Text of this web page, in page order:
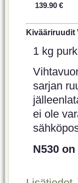
139.90 €
Kivääriruudit
1 kg
sarjan
ei ole
N530